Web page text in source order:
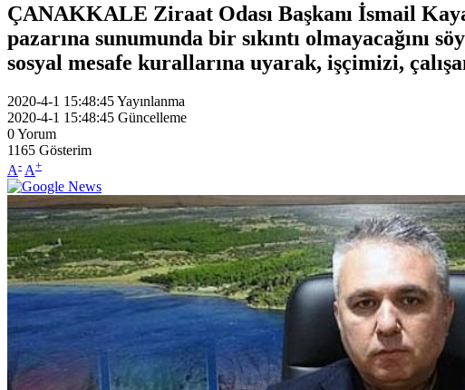
ÇANAKKALE Ziraat Odası Başkanı İsmail
pazarına sunumunda bir sıkıntı
sosyal mesafe kurallarına uyarak, işçimizi,
2020-4-1 15:48:45Yayınlanma
2020-4-1 15:48:45 Güncelleme
0Yorum
1165 Gösterim
A- A+